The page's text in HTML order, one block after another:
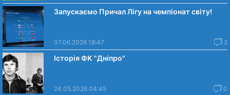
Запускаємо Причал Лігу на чемпіонат світу!
07.06.2026 18:47 2
Історія ФК "Дніпро"
24.05.2026 04:45 0